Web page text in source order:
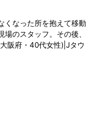
くなった所を抱えて移動
場のスタッフ。その後、
阪府・40代女性)|Jタウ